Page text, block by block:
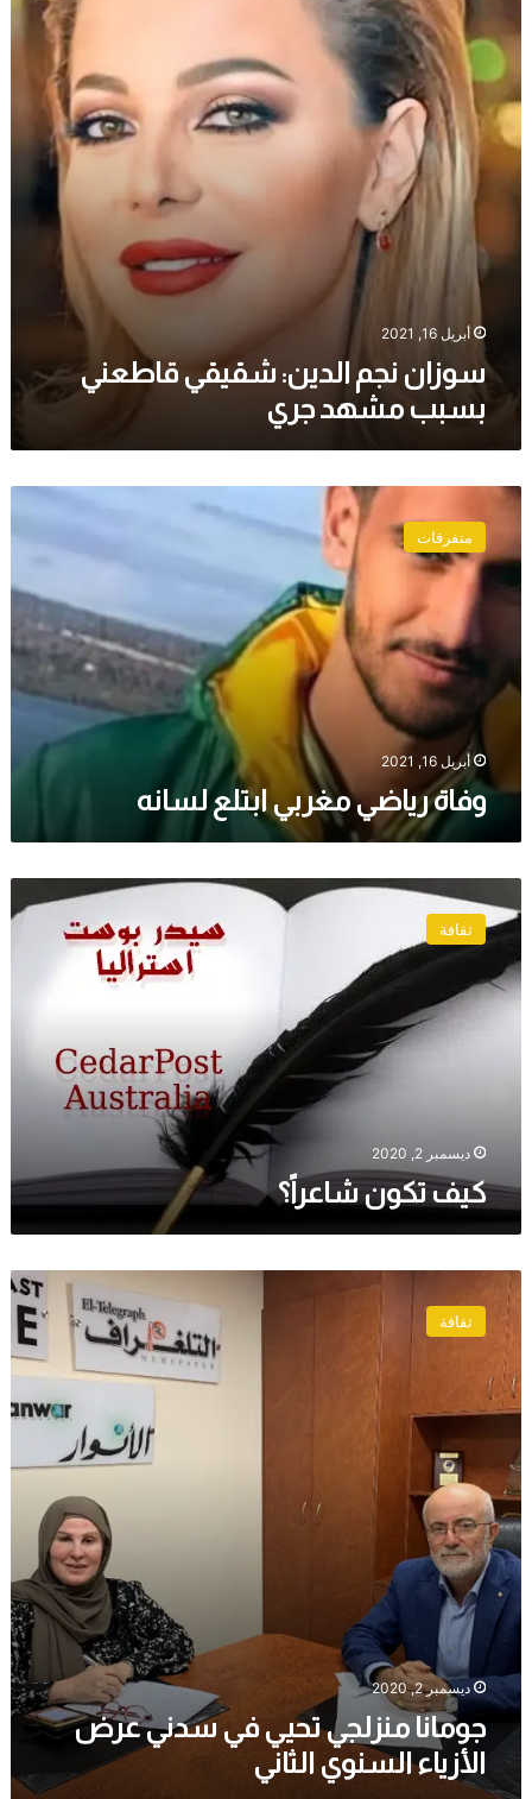
بسبب
مشهد
جري
أبريل 16, 2021
سوزان نجم الدين: شقيقي قاطعني
بسبب مشهد جري
وفاة
رياضي
مغربي
متفرقات
أبريل 16, 2021
وفاة رياضي مغربي ابتلع لسانه
تكون
شاعراً؟ ثقافة
ديسمبر 2, 2020
كيف تكون شاعراً؟
جومانا
منزلجي
تحيي
في
سدني
عرض
السنوي
الثاني
ثقافة
ديسمبر 2, 2020
جومانا منزلجي تحيي في سدني عرض
الأزياء السنوي الثاني